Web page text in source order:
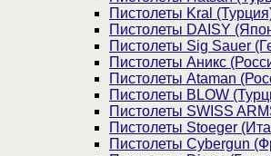
Пистолеты Kral
Пистолеты DAISY
Пистолеты Sig Sauer
Пистолеты Аникс
Пистолеты Ataman
Пистолеты BLOW
Пистолеты SWISS
Пистолеты Stoeger
Пистолеты Cybergun